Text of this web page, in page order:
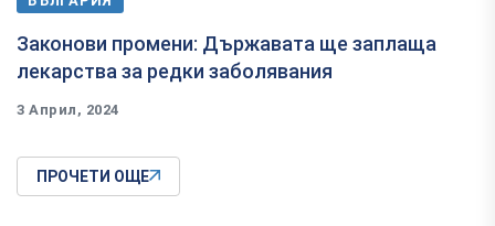
Законови промени: Държавата ще заплаща
лекарства за редки заболявания
3 Април, 2024
ПРОЧЕТИ ОЩЕ